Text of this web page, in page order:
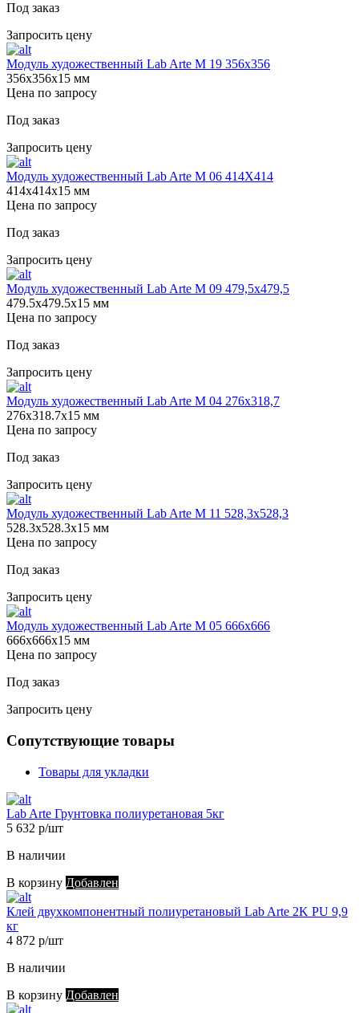
Под заказ
Запросить цену
Модуль художественный Lab Arte М 19 356х356
356х356х15 мм
Цена по запросу
Под заказ
Запросить цену
Модуль художественный Lab Arte М 06 414Х414
414х414х15 мм
Цена по запросу
Под заказ
Запросить цену
Модуль художественный Lab Arte М 09 479,5х479,5
479.5х479.5х15 мм
Цена по запросу
Под заказ
Запросить цену
Модуль художественный Lab Arte М 04 276х318,7
276х318.7х15 мм
Цена по запросу
Под заказ
Запросить цену
Модуль художественный Lab Arte М 11 528,3х528,3
528.3х528.3х15 мм
Цена по запросу
Под заказ
Запросить цену
Модуль художественный Lab Arte М 05 666х666
666х666х15 мм
Цена по запросу
Под заказ
Запросить цену
Сопутствующие товары
Товары для укладки
Lab Arte Грунтовка полиуретановая 5кг
5 632 р/шт
В наличии
В корзину Добавлен
Клей двухкомпонентный полиуретановый Lab Arte 2K PU 9,9
кг
4 872 р/шт
В наличии
В корзину Добавлен